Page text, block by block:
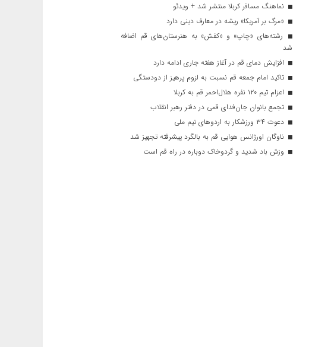
نماهنگ مسافر کربلا منتشر شد + ویدئو
«مرگ بر آمریکا» ریشه در معارف دینی دارد
رشته‌های «چاپ» و «کفش» به هنرستان‌های قم اضافه
شد
افزایش دمای قم در آغاز هفته جاری ادامه دارد
تاکید امام جمعه قم نسبت به لزوم پرهیز از دودستگی
اعزام تیم ۱۲۰ نفره هلال‌احمر قم به کربلا
تجمع بانوان جان‌فدای قمی در دفتر رهبر انقلاب
دعوت ۳۴ ورزشکار به اردوهای تیم ملی
ناوگان اورژانس هوایی قم به بالگرد پیشرفته تجهیز شد
وزش باد شدید و گردوخاک دوباره در راه قم است